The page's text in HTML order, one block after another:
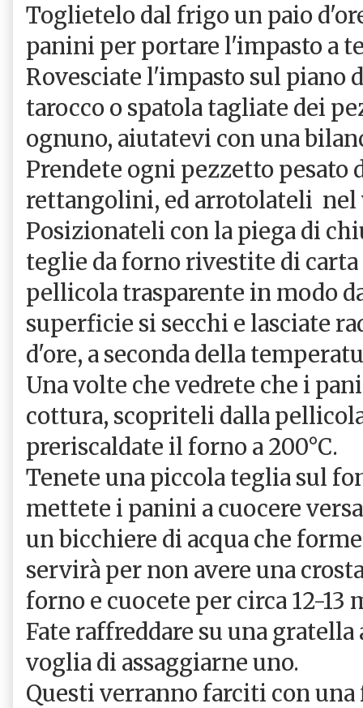
Toglietelo dal frigo un paio
panini per portare l'impasto a
Rovesciate l'impasto sul piano
tarocco o spatola tagliate dei
ognuno, aiutatevi con una
Prendete ogni pezzetto pesato
rettangolini, ed arrotolateli nel
Posizionateli con la piega di
teglie da forno rivestite di
pellicola trasparente in modo
superficie si secchi e lasciate
d'ore, a seconda della
Una volte che vedrete che i
cottura, scopriteli dalla
preriscaldate il forno a 200°C.
Tenete una piccola teglia sul
mettete i panini a cuocere
un bicchiere di acqua che
servirà per non avere una
forno e cuocete per circa 12-13
Fate raffreddare su una
voglia di assaggiarne uno.
Questi verranno farciti con